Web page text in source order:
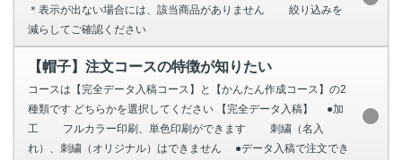
＊表示が出ない場合には、該当商品がありません 絞り込みを
減らしてご確認ください
【帽子】注文コースの特徴が知りたい
コースは【完全データ入稿コース】と【かんたん作成コース】の2
種類です どちらかを選択してください 【完全データ入稿】 ●加
工 フルカラー印刷、単色印刷ができます 刺繍（名入
れ）、刺繍（オリジナル）はできません ●データ入稿で注文でき